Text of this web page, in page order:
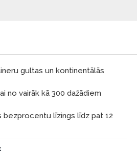
gultas un kontinentālās
no vairāk kā 300 dažādiem
bezprocentu līzings līdz pat 12